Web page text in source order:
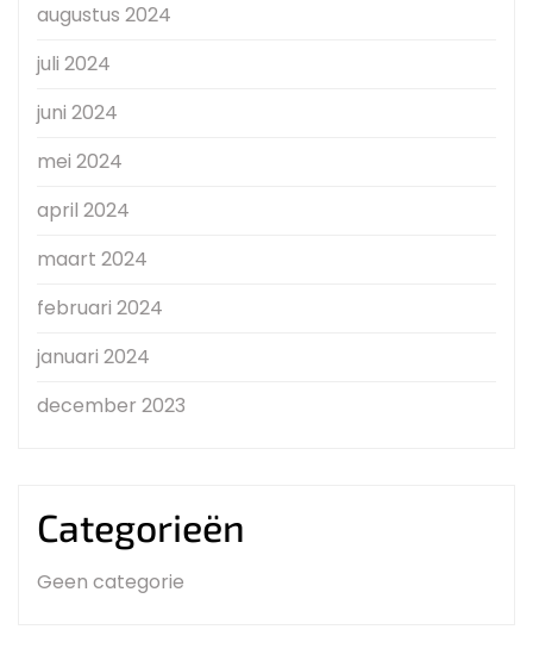
augustus 2024
juli 2024
juni 2024
mei 2024
april 2024
maart 2024
februari 2024
januari 2024
december 2023
Categorieën
Geen categorie